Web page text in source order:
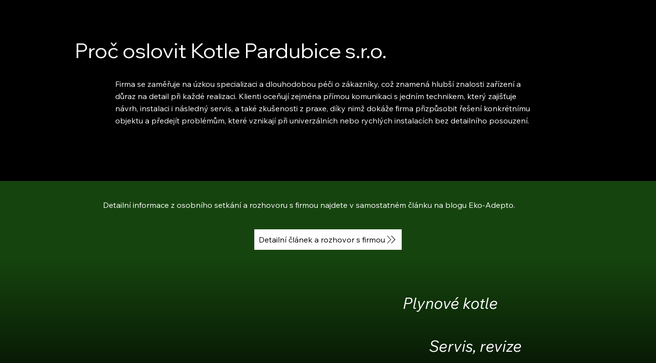
Proč oslovit Kotle Pardubice s.r.o.
Firma se zaměřuje na úzkou specializaci a dlouhodobou péči o zákazníky, což znamená hlubší znalosti zařízení a
důraz na detail při každé realizaci. Klienti oceňují zejména přímou komunikaci s jedním technikem, který zajišťuje
návrh, instalaci i následný servis, a také zkušenosti z praxe, díky nimž dokáže firma přizpůsobit řešení konkrétnímu
objektu a předejít problémům, které vznikají při univerzálních nebo rychlých instalacích bez detailního posouzení.
Detailní informace z osobního setkání a rozhovoru s firmou najdete v samostatném článku na blogu Eko-Adepto.
Detailní článek a rozhovor s firmou
Plynové kotle
Servis, revize